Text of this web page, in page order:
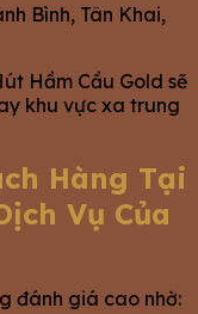
Bình, Tân Khai,
Hầm Cầu Gold sẽ
khu vực xa trung
Hàng Tại
Vụ Của
đánh giá cao nhờ: